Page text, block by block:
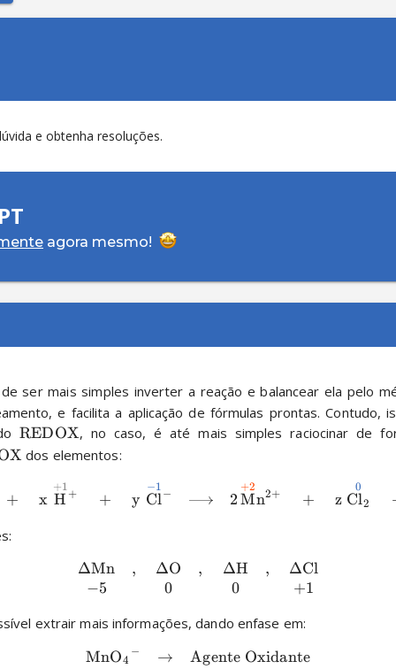
agora mesmo!
pode ser mais simples inverter a reação e balancear ela pelo
e facilita a aplicação de fórmulas prontas. Contudo,
REDOX, no caso, é até mais simples raciocinar de
dos elementos:
+ x H
+1X
+ + y Cl
−1 X
− 2M
+2
nX
2+ + z ClX
2
0
ΔMn
−5
,
ΔO
0
,
ΔH
0
,
ΔCl
+1
extrair mais informações, dando enfase em:
MnOX
4
−
→
Agente Oxidante